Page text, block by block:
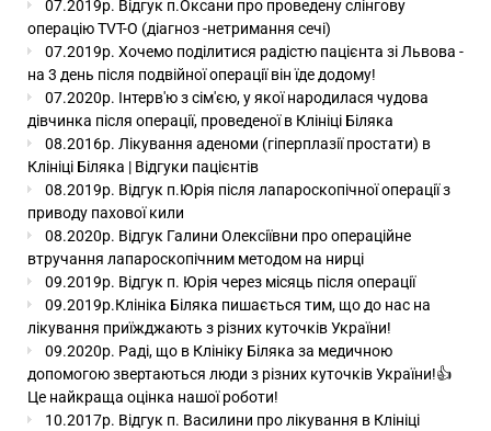
07.2019р. Відгук п.Оксани про проведену слінгову
операцію TVT-О (діагноз -нетримання сечі)
07.2019р. Хочемо поділитися радістю пацієнта зі Львова -
на 3 день після подвійної операції він їде додому!
07.2020р. Інтерв'ю з сім'єю, у якої народилася чудова
дівчинка після операції, проведеної в Клініці Біляка
08.2016р. Лікування аденоми (гіперплазії простати) в
Клініці Біляка | Відгуки пацієнтів
08.2019р. Відгук п.Юрія після лапароскопічної операції з
приводу пахової кили
08.2020р. Відгук Галини Олексіївни про операційне
втручання лапароскопічним методом на нирці
09.2019р. Відгук п. Юрія через місяць після операції
09.2019р.Клініка Біляка пишається тим, що до нас на
лікування приїжджають з різних куточків України!
09.2020р. Раді, що в Клініку Біляка за медичною
допомогою звертаються люди з різних куточків України!👍
Це найкраща оцінка нашої роботи!
10.2017р. Відгук п. Василини про лікування в Клініці